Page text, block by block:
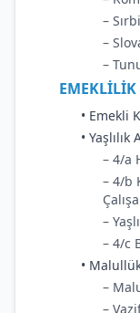
–
–
–
EMEKLİLİK
• Emekli
• Yaşlılık
– 4/a
– 4/b
–
– 4/c
•
–
–